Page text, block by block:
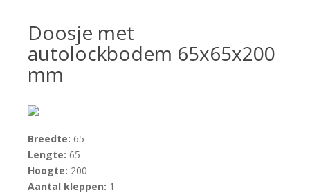
Doosje met
autolockbodem 65x65x200
mm
Breedte: 65
Lengte: 65
Hoogte: 200
Aantal kleppen: 1